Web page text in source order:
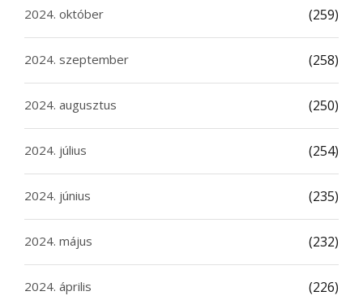
2024. október (259)
2024. szeptember (258)
2024. augusztus (250)
2024. július (254)
2024. június (235)
2024. május (232)
2024. április (226)